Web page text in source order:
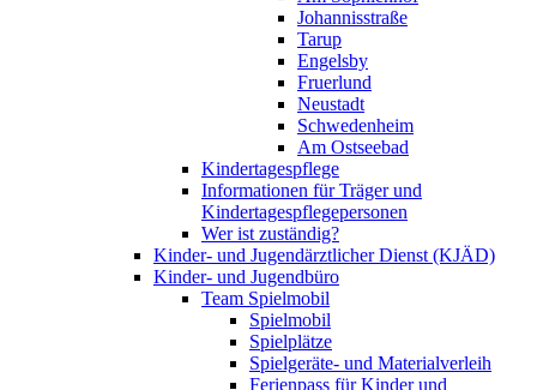
Johannisstraße
Tarup
Engelsby
Fruerlund
Neustadt
Schwedenheim
Am Ostseebad
Kindertagespflege
Informationen für Träger und
Kindertagespflegepersonen
Wer ist zuständig?
Kinder- und Jugendärztlicher Dienst (KJÄD)
Kinder- und Jugendbüro
Team Spielmobil
Spielmobil
Spielplätze
Spielgeräte- und Materialverleih
Ferienpass für Kinder und